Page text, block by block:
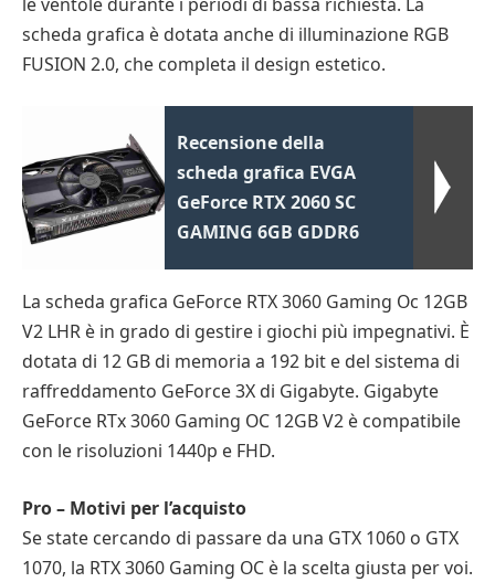
scheda grafica è dotata anche di illuminazione RGB
FUSION 2.0, che completa il design estetico.
Recensione della
scheda grafica EVGA
GeForce RTX 2060 SC
GAMING 6GB GDDR6
La scheda grafica GeForce RTX 3060 Gaming Oc 12GB
V2 LHR è in grado di gestire i giochi più impegnativi. È
dotata di 12 GB di memoria a 192 bit e del sistema di
raffreddamento GeForce 3X di Gigabyte. Gigabyte
GeForce RTx 3060 Gaming OC 12GB V2 è compatibile
con le risoluzioni 1440p e FHD.
Pro – Motivi per l’acquisto
Se state cercando di passare da una GTX 1060 o GTX
1070, la RTX 3060 Gaming OC è la scelta giusta per voi.